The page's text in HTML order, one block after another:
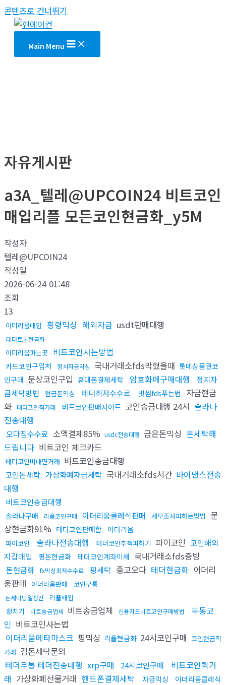
콘텐츠로 건너뛰기
Main Menu
자유게시판
a3A_텔레@UPCOIN24 비트코인
매입리플 모든코인현금화_y5M
작성자
텔레@UPCOIN24
작성일
2026-06-24 01:48
조회
13
이더리움매입 횡령믹싱 해외자금 usdt판매대행
테더트론현금화
이더리움파는곳 비트코인사는방법
카드코인구입처 정치자금믹싱 국내거래소fds막혔을때 롯데상품권코
인구매 문상코인구입 휴대폰결제세탁 암호화폐구매대행
정치자
금세탁방법
현금돈믹싱 테더최저수수료 빗썸fds푸는법
자금현금
화 테더코인직거래 비트코인판매사이트 코인송금대행 24시 솔라나
전송대행
오다집수수료 소액결제85% usdc전송대행 금은돈믹싱 돈세탁해
드립니다 비트코인 체크카드
테더코인비대면거래 비트코인송금대행
코인돈세탁 가상화폐자금세탁 국내거래소fds시간 바이낸스전송
대행
비트코인송금대행
솔라나구매 리플코인구매 이더리움클레식판매 세무조사피하는방법 문
상현금화91% 테더코인판매함 이더리움
파이코인 솔라나전송대행 테더코인추척피하기 파이코인 코인해외
지갑매입
핑돈현금화 테더코인계좌이체 국내거래소fds증빙
돈현금화 fx믹싱최저수수료 핑세탁 중고오다 테더현금화 이더리
움판매
이더리움판매 코인무통
돈세탁당일정산
리플매입
환치기
비트송금업체 비트송금업체 신용카드비트코인구매방법
무통코
인 비트코인사는법
이더리움메타마스크 핑믹싱 리플현금화 24시코인구매 코인현금직
거래 검돈세탁문의
테더무통 테더전송대행 xrp구매 24시코인구매
비트코인퀵거
래 가상화폐선물거래 핸드폰결제세탁 자금믹싱
이더리움클레식